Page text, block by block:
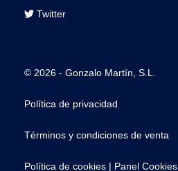
Twitter
© 2026 - Gonzalo Martín, S.L.
Política de privacidad
Términos y condiciones de venta
Política de cookies | Panel Cookies